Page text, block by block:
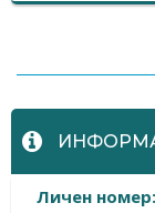
Личен номер: